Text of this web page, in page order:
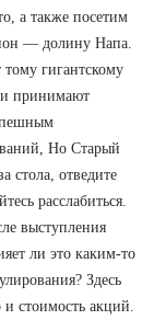
а также посетим
— долину Напа.
гигантскому
принимают
Но Старый
стола, отведите
расслабиться.
выступления
ли это каким-то
Здесь
стоимость акций.